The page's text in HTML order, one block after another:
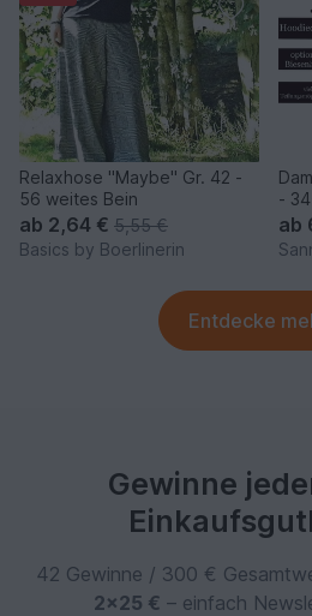
Relaxhose "Maybe" Gr. 42 -
56 weites Bein
ab 2,64 € 5,55 €
Basics by Boerlinerin
-
ab
Entdecke
Gewinne
42 Gewinne / 300 €
2×25 € – einfach